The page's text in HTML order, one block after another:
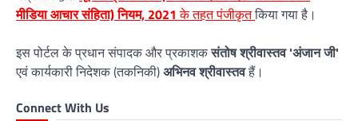
मीडिया आचार संहिता) नियम, 2021 के तहत पंजीकृतकिया गया है।
इस पोर्टल के प्रधान संपादक और प्रकाशकसंतोष श्रीवास्तव 'अंजान जी'
एवं कार्यकारी निदेशक (तकनिकी)अभिनव श्रीवास्तवहैं।
Connect With Us